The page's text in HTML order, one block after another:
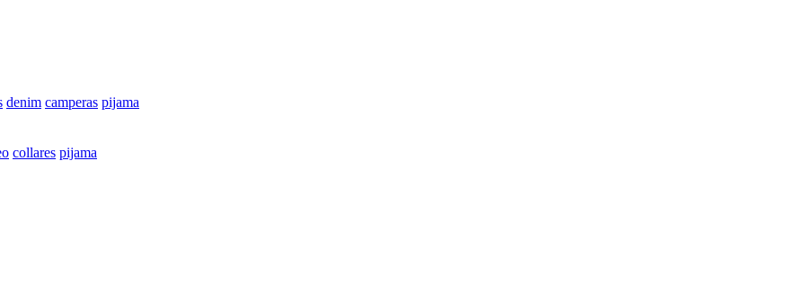
denim camperas pijama
collares pijama